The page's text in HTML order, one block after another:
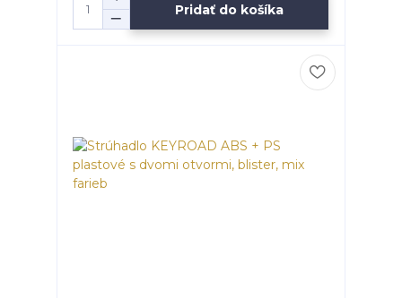
Pridať do košíka